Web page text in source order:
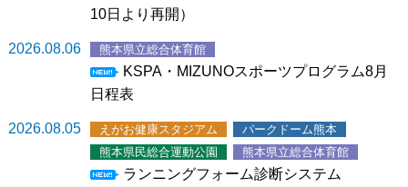
10日より再開）
2026.08.06 熊本県立総合体育館
KSPA・MIZUNOスポーツプログラム8月
日程表
2026.08.05 えがお健康スタジアム
パークドーム熊本
熊本県民総合運動公園
熊本県立総合体育館
ランニングフォーム診断システム